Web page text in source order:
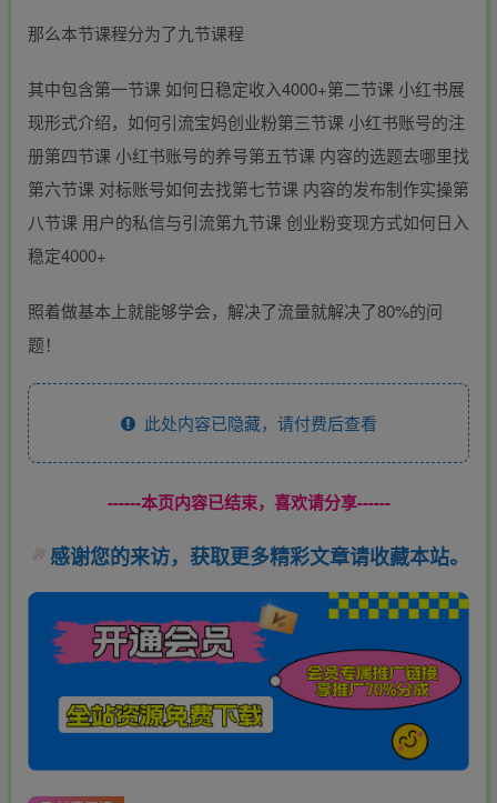
那么本节课程分为了九节课程
其中包含第一节课 如何日稳定收入4000+第二节课 小红书展
现形式介绍，如何引流宝妈创业粉第三节课 小红书账号的注
册第四节课 小红书账号的养号第五节课 内容的选题去哪里找
第六节课 对标账号如何去找第七节课 内容的发布制作实操第
八节课 用户的私信与引流第九节课 创业粉变现方式如何日入
稳定4000+
照着做基本上就能够学会，解决了流量就解决了80%的问
题！
此处内容已隐藏，请付费后查看
------本页内容已结束，喜欢请分享------
感谢您的来访，获取更多精彩文章请收藏本站。